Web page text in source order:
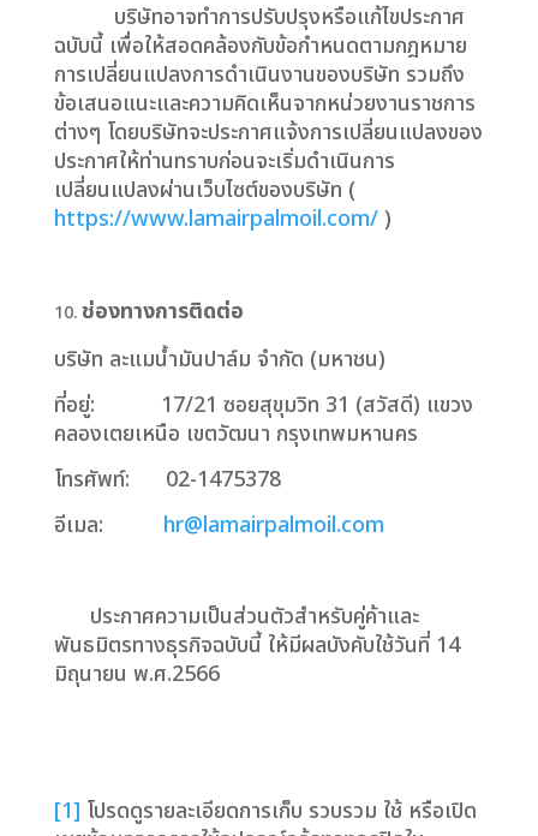
บริษัทอาจทำการปรับปรุงหรือแก้ไขประกาศ
ฉบับนี้ เพื่อให้สอดคล้องกับข้อกำหนดตามกฎหมาย
การเปลี่ยนแปลงการดำเนินงานของบริษัท รวมถึง
ข้อเสนอแนะและความคิดเห็นจากหน่วยงานราชการ
ต่างๆ โดยบริษัทจะประกาศแจ้งการเปลี่ยนแปลงของ
ประกาศให้ท่านทราบก่อนจะเริ่มดำเนินการ
เปลี่ยนแปลงผ่านเว็บไซต์ของบริษัท (
https://www.lamairpalmoil.com/)
ช่องทางการติดต่อ
บริษัท ละแมน้ำมันปาล์ม จำกัด (มหาชน)
ที่อยู่: 17/21 ซอยสุขุมวิท 31 (สวัสดี) แขวง
คลองเตยเหนือ เขตวัฒนา กรุงเทพมหานคร
โทรศัพท์: 02-1475378
อีเมล: hr@lamairpalmoil.com
ประกาศความเป็นส่วนตัวสำหรับคู่ค้าและ
พันธมิตรทางธุรกิจฉบับนี้ ให้มีผลบังคับใช้วันที่ 14
มิถุนายน พ.ศ.2566
[1] โปรดดูรายละเอียดการเก็บ รวบรวม ใช้ หรือเปิด